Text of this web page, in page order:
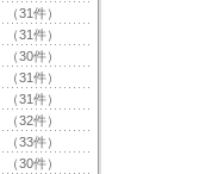
（31件）
（31件）
（30件）
（31件）
（31件）
（32件）
（33件）
（30件）